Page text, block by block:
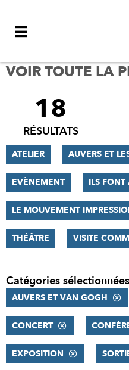
VOIR TOUTE LA
FILTRER
RÉSULTATS
18
RÉSULTATS
ATELIER AUVERS ET
EVÈNEMENT ILS FONT
LE MOUVEMENT
THÉÂTRE VISITE
Catégories
AUVERS ET VAN GOGH
CONCERT
EXPOSITION